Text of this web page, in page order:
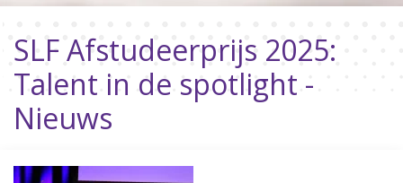
SLF Afstudeerprijs 2025:
Talent in de spotlight -
Nieuws